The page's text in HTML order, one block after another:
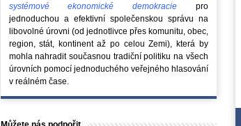
systémové ekonomické demokracie pro
jednoduchou a efektivní společenskou správu na
libovolné úrovni (od jednotlivce přes komunitu, obec,
region, stát, kontinent až po celou Zemi), která by
mohla nahradit současnou tradiční politiku na všech
úrovních pomocí jednoduchého veřejného hlasování
v reálném čase.